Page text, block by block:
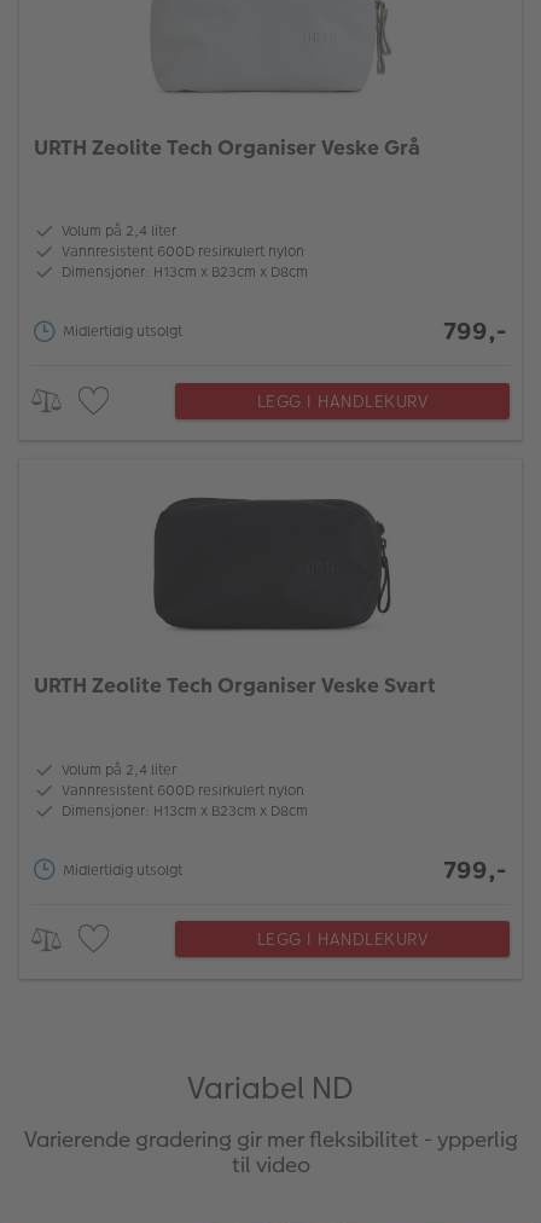
URTH Zeolite Tech Organiser Veske Grå
Volum på 2,4 liter
Vannresistent 600D resirkulert nylon
Dimensjoner: H13cm x B23cm x D8cm
Midlertidig utsolgt 799,-
LEGG I HANDLEKURV
URTH Zeolite Tech Organiser Veske Svart
Volum på 2,4 liter
Vannresistent 600D resirkulert nylon
Dimensjoner: H13cm x B23cm x D8cm
Midlertidig utsolgt 799,-
LEGG I HANDLEKURV
Variabel ND
Varierende gradering gir mer fleksibilitet - ypperlig
til video